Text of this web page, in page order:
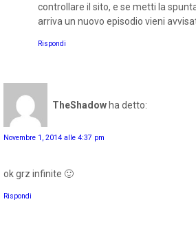
controllare il sito, e se metti la
arriva un nuovo episodio vieni
Rispondi
TheShadow ha detto:
Novembre 1, 2014 alle 4:37 pm
ok grz infinite 🙂
Rispondi